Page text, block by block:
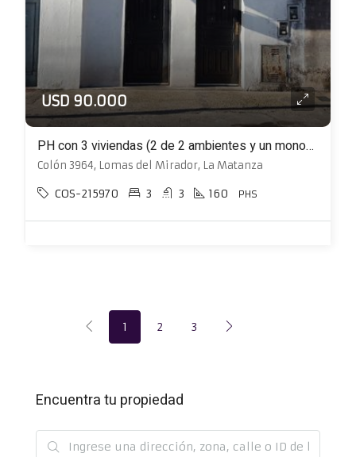
USD 90.000
PH con 3 viviendas (2 de 2 ambientes y un monoambiente)
Colón 3964, Lomas del Mirador, La Matanza
COS-215970 3 3 160 PHS
1 2 3
Encuentra tu propiedad